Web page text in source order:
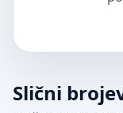
Slični